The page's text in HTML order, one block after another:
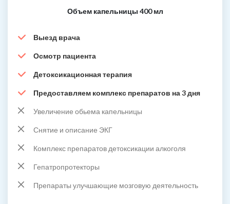
Объем капельницы 400 мл
Выезд врача
Осмотр пациента
Детоксикационная терапия
Предоставляем комплекс препаратов на 3 дня
Увеличение обьема капельницы
Снятие и описание ЭКГ
Комплекс препаратов детоксикации алкоголя
Гепатропротекторы
Препараты улучшающие мозговую деятельность